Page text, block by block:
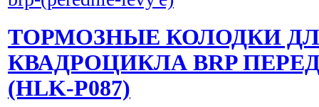
ТОРМОЗНЫЕ КОЛОДКИ
КВАДРОЦИКЛА BRP
(HLK-P087)